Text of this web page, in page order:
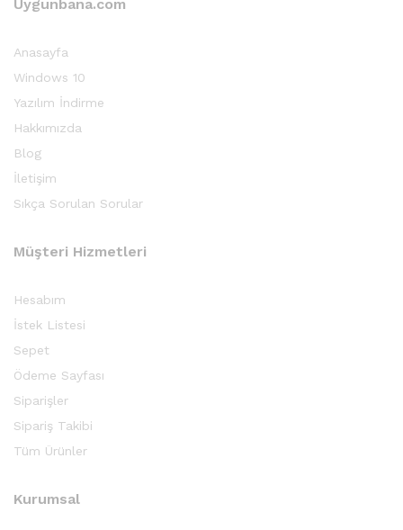
Uygunbana.com
Anasayfa
Windows 10
Yazılım İndirme
Hakkımızda
Blog
İletişim
Sıkça Sorulan Sorular
Müşteri Hizmetleri
Hesabım
İstek Listesi
Sepet
Ödeme Sayfası
Siparişler
Sipariş Takibi
Tüm Ürünler
Kurumsal